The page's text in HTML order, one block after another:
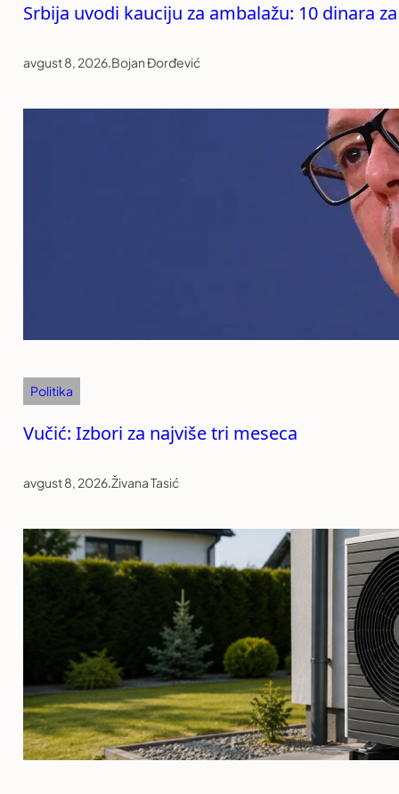
Srbija uvodi kauciju za ambalažu: 10 dinara
avgust 8, 2026.Bojan Đorđević
Politika
Vučić: Izbori za najviše tri meseca
avgust 8, 2026.Živana Tasić